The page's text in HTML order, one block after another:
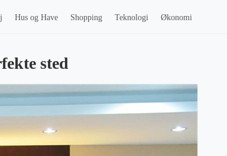
Hus og Have Shopping Teknologi Økonomi
sted